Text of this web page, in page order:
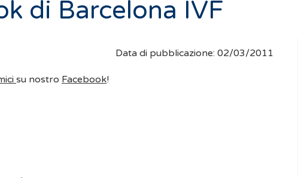
di Barcelona IVF
Data di pubblicazione: 02/03/2011
su nostro Facebook!